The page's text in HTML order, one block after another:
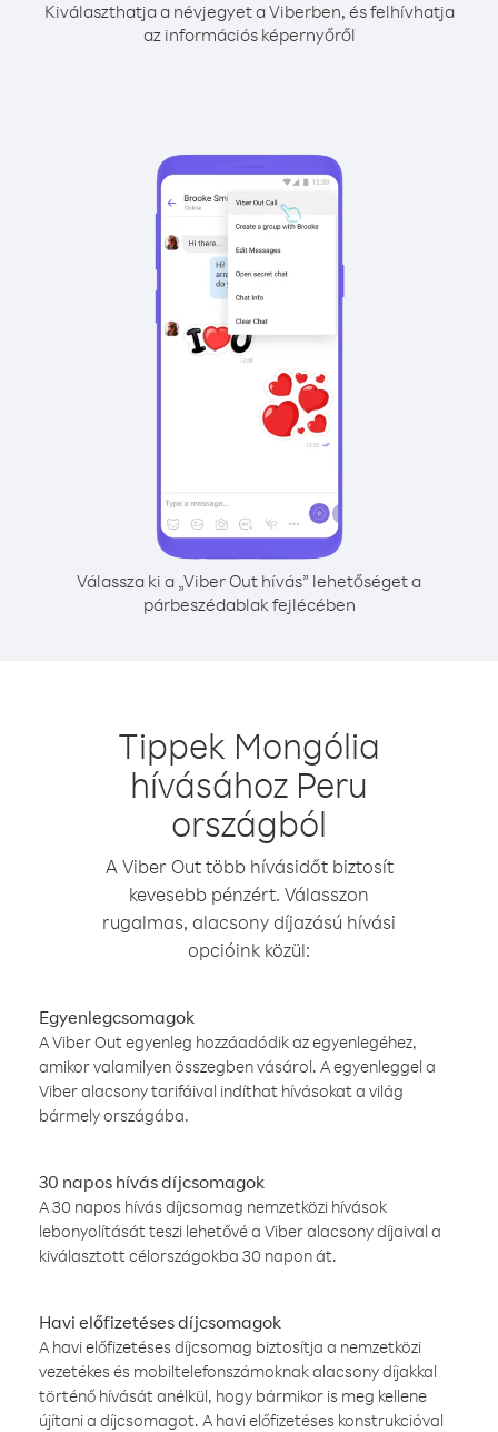
Kiválaszthatja a névjegyet a Viberben, és felhívhatja
az információs képernyőről
Válassza ki a „Viber Out hívás” lehetőséget a
párbeszédablak fejlécében
Tippek Mongólia
hívásához Peru
országból
A Viber Out több hívásidőt biztosít
kevesebb pénzért. Válasszon
rugalmas, alacsony díjazású hívási
opcióink közül:
Egyenlegcsomagok
A Viber Out egyenleg hozzáadódik az egyenlegéhez,
amikor valamilyen összegben vásárol. A egyenleggel a
Viber alacsony tarifáival indíthat hívásokat a világ
bármely országába.
30 napos hívás díjcsomagok
A 30 napos hívás díjcsomag nemzetközi hívások
lebonyolítását teszi lehetővé a Viber alacsony díjaival a
kiválasztott célországokba 30 napon át.
Havi előfizetéses díjcsomagok
A havi előfizetéses díjcsomag biztosítja a nemzetközi
vezetékes és mobiltelefonszámoknak alacsony díjakkal
történő hívását anélkül, hogy bármikor is meg kellene
újítani a díjcsomagot. A havi előfizetéses konstrukcióval